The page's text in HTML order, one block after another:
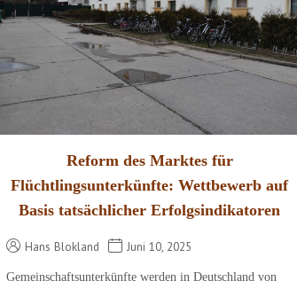
Reform des Marktes für
Flüchtlingsunterkünfte: Wettbewerb auf
Basis tatsächlicher Erfolgsindikatoren
Hans Blokland Juni 10, 2025
Gemeinschaftsunterkünfte werden in Deutschland von